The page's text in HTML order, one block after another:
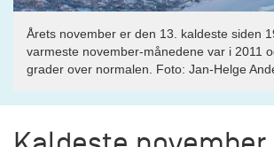
Årets november er den 13. kaldeste siden
varmeste november-månedene var i 2011
grader over normalen. Foto: Jan-Helge